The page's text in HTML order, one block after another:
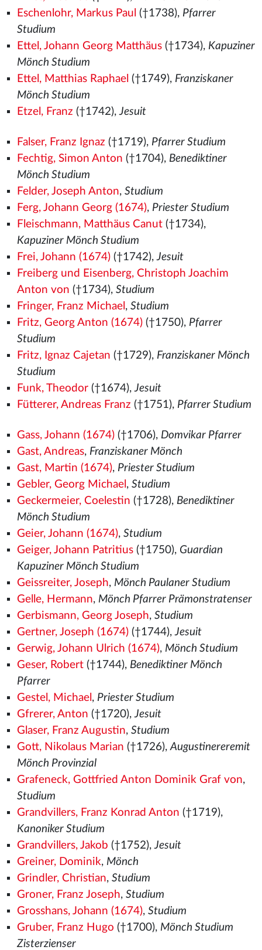
Eschenlohr, Markus Paul (†1738), Pfarrer
Studium
Ettel, Johann Georg Matthäus(†1734), Kapuziner
Mönch Studium
Ettel, Matthias Raphael (†1749), Franziskaner
Mönch Studium
Etzel, Franz (†1742),Jesuit
Falser, Franz Ignaz (†1719), Pfarrer Studium
Fechtig, Simon Anton (†1704), Benediktiner
Mönch Studium
Felder, Joseph Anton, Studium
Ferg, Johann Georg (1674), Priester Studium
Fleischmann, Matthäus Canut(†1734),
Kapuziner Mönch Studium
Frei, Johann (1674)(†1742),Jesuit
Freiberg und Eisenberg, Christoph Joachim
Anton von (†1734), Studium
Fringer, Franz Michael , Studium
Fritz, Georg Anton (1674)(†1750), Pfarrer
Studium
Fritz, Ignaz Cajetan (†1729), Franziskaner Mönch
Studium
Funk, Theodor(†1674),Jesuit
Fütterer, Andreas Franz (†1751), Pfarrer Studium
Gass, Johann (1674)(†1706), Domvikar Pfarrer
Gast, Andreas, Franziskaner Mönch
Gast, Martin (1674), Priester Studium
Gebler, Georg Michael , Studium
Geckermeier, Coelestin (†1728), Benediktiner
Mönch Studium
Geier, Johann (1674), Studium
Geiger, Johann Patritius(†1750), Guardian
Kapuziner Mönch Studium
Geissreiter, Joseph, Mönch Paulaner Studium
Gelle, Hermann, Mönch Pfarrer Prämonstratenser
Gerbismann, Georg Joseph, Studium
Gertner, Joseph (1674)(†1744),Jesuit
Gerwig, Johann Ulrich (1674), Mönch Studium
Geser, Robert(†1744), Benediktiner Mönch
Pfarrer
Gestel, Michael , Priester Studium
Gfrerer, Anton (†1720),Jesuit
Glaser, Franz Augustin, Studium
Gott, Nikolaus Marian (†1726),Augustinereremit
Mönch Provinzial
Grafeneck, Gottfried Anton Dominik Graf von,
Studium
Grandvillers, Franz Konrad Anton (†1719),
Kanoniker Studium
Grandvillers, Jakob (†1752),Jesuit
Greiner, Dominik, Mönch
Grindler, Christian, Studium
Groner, Franz Joseph, Studium
Grosshans, Johann (1674), Studium
Gruber, Franz Hugo (†1700), Mönch Studium
Zisterzienser